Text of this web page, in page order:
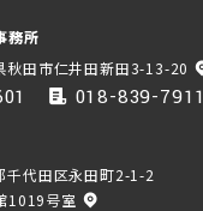
務所
秋田市仁井田新田3-13-20
018-839-7911
代田区永田町2-1-2
1019号室